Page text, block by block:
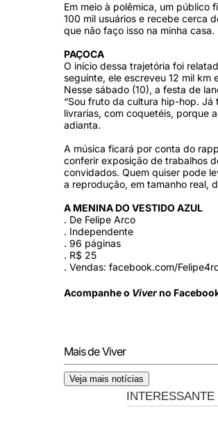
Em meio à polêmica, um público
100 mil usuários e recebe cerca
que não faço isso na minha
PAÇOCA
O início dessa trajetória foi
seguinte, ele escreveu 12 mil km
Nesse sábado (10), a festa de
“Sou fruto da cultura hip-hop.
livrarias, com coquetéis, porque
adianta.
A música ficará por conta do
conferir exposição de trabalhos
convidados. Quem quiser pode
a reprodução, em tamanho real,
A MENINA DO VESTIDO AZUL
. De Felipe Arco
. Independente
. 96 páginas
. R$ 25
. Vendas: facebook.com/
Acompanhe o Viverno
Mais de Viver
Veja mais notícias